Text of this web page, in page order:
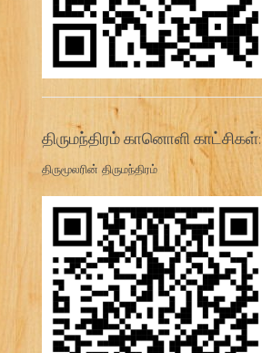
திருமந்திரம் கானொளி காட்சிகள்:
திருமூலரின் திருமந்திரம்